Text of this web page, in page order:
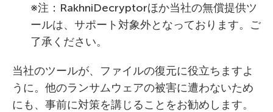
※注：RakhniDecryptorほか当社の無償提供ツ
ールは、サポート対象外となっております。ご
了承ください。
当社のツールが、ファイルの復元に役立ちますよ
うに。他のランサムウェアの被害に遭わないため
にも、事前に対策を講じることをお勧めします。